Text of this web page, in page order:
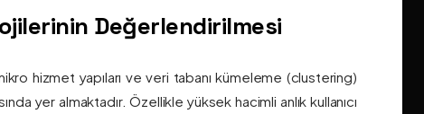
Değerlendirilmesi
hizmet yapıları ve veri tabanı kümeleme (clustering)
yer almaktadır. Özellikle yüksek hacimli anlık kullanıcı